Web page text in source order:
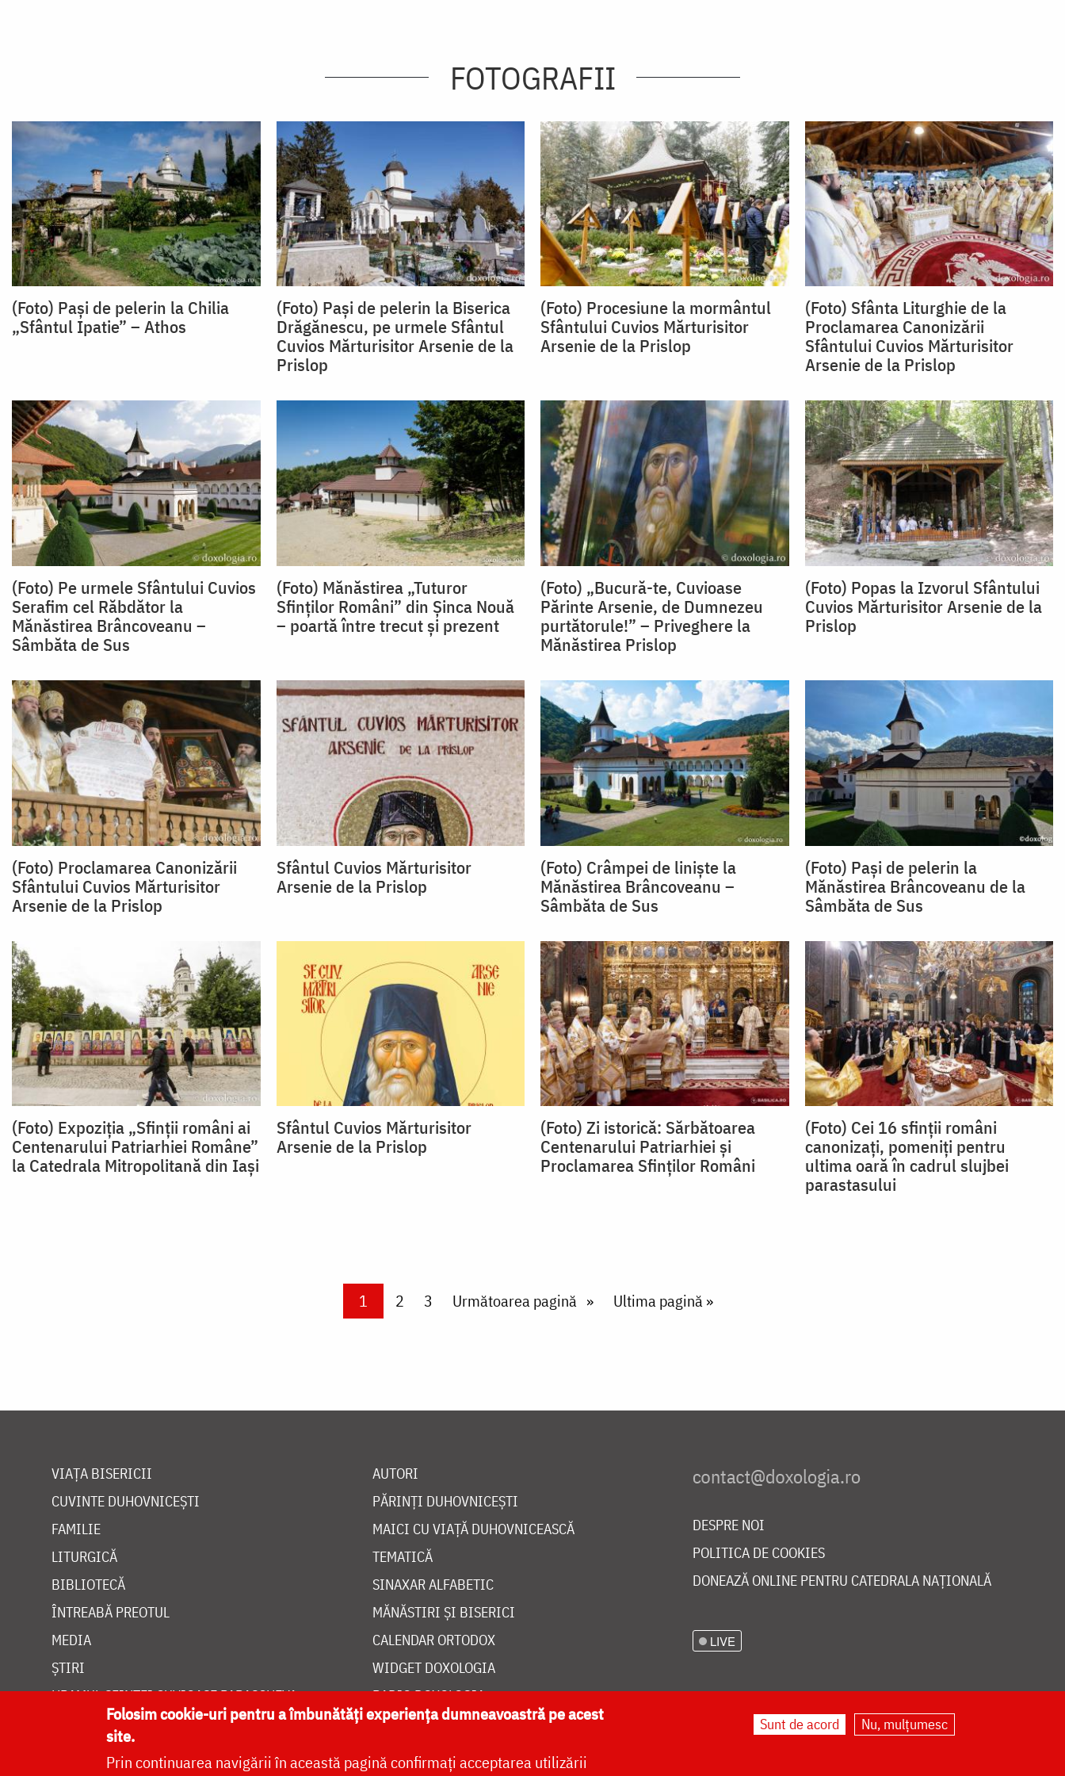
FOTOGRAFII
(Foto) Pași de pelerin la Chilia
„Sfântul Ipatie” – Athos
(Foto) Pași de pelerin la Biserica
Drăgănescu, pe urmele Sfântul
Cuvios Mărturisitor Arsenie de la
Prislop
(Foto) Procesiune la mormântul
Sfântului Cuvios Mărturisitor
Arsenie de la Prislop
(Foto) Sfânta Liturghie de la
Proclamarea Canonizării
Sfântului Cuvios Mărturisitor
Arsenie de la Prislop
(Foto) Pe urmele Sfântului Cuvios
Serafim cel Răbdător la
Mănăstirea Brâncoveanu –
Sâmbăta de Sus
(Foto) Mănăstirea „Tuturor
Sfinților Români” din Șinca Nouă
– poartă între trecut și prezent
(Foto) „Bucură-te, Cuvioase
Părinte Arsenie, de Dumnezeu
purtătorule!” – Priveghere la
Mănăstirea Prislop
(Foto) Popas la Izvorul Sfântului
Cuvios Mărturisitor Arsenie de la
Prislop
(Foto) Proclamarea Canonizării
Sfântului Cuvios Mărturisitor
Arsenie de la Prislop
Sfântul Cuvios Mărturisitor
Arsenie de la Prislop
(Foto) Crâmpei de liniște la
Mănăstirea Brâncoveanu –
Sâmbăta de Sus
(Foto) Pași de pelerin la
Mănăstirea Brâncoveanu de la
Sâmbăta de Sus
(Foto) Expoziția „Sfinții români ai
Centenarului Patriarhiei Române”
la Catedrala Mitropolitană din Iași
Sfântul Cuvios Mărturisitor
Arsenie de la Prislop
(Foto) Zi istorică: Sărbătoarea
Centenarului Patriarhiei și
Proclamarea Sfinților Români
(Foto) Cei 16 sfinții români
canonizați, pomeniți pentru
ultima oară în cadrul slujbei
parastasului
Current page
1 Page
2 Page
3 Next page
Următoarea pagină Last page
Ultima pagină »
VIAȚA BISERICII
CUVINTE DUHOVNICEȘTI
FAMILIE
LITURGICĂ
BIBLIOTECĂ
ÎNTREABĂ PREOTUL
MEDIA
ȘTIRI
HRAMUL SFINTEI CUVIOASE PARASCHEVA
AUTORI
PĂRINȚI DUHOVNICEȘTI
MAICI CU VIAȚĂ DUHOVNICEASCĂ
TEMATICĂ
SINAXAR ALFABETIC
MĂNĂSTIRI ȘI BISERICI
CALENDAR ORTODOX
WIDGET DOXOLOGIA
RADIO DOXOLOGIA
DESPRE NOI
POLITICA DE COOKIES
DONEAZĂ ONLINE PENTRU CATEDRALA NAȚIONALĂ
LIVE
Folosim cookie-uri pentru a îmbunătăți experiența dumneavoastră pe acest
site.
Prin continuarea navigării în această pagină confirmați acceptarea utilizării
Sunt de acord Nu, mulțumesc